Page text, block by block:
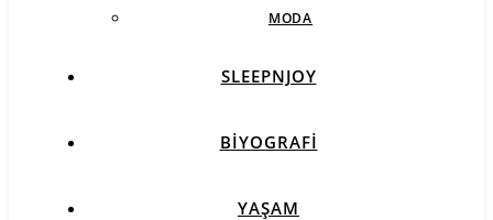
MODA
SLEEPNJOY
BIYOGRAFI
YAŞAM